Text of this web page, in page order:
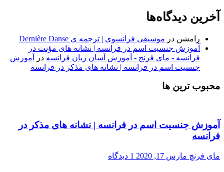
آخرین دیدگاه‌ها
رامشن در موسیقی فرانسوی | ترجمه ی Dernière Danse
آموزش جنسیت اسم در فرانسه | نشانه های مؤنث در
فرانسه - مای فرنچ - آموزش آسان زبان فرانسه در
آموزش
جنسیت اسم در فرانسه | نشانه های مذکر در فرانسه
محبوب ترین ها
آموزش جنسیت اسم در فرانسه | نشانه های مذکر در
فرانسه
مای فرنچ مارس 17, 2020 1 دیدگاه